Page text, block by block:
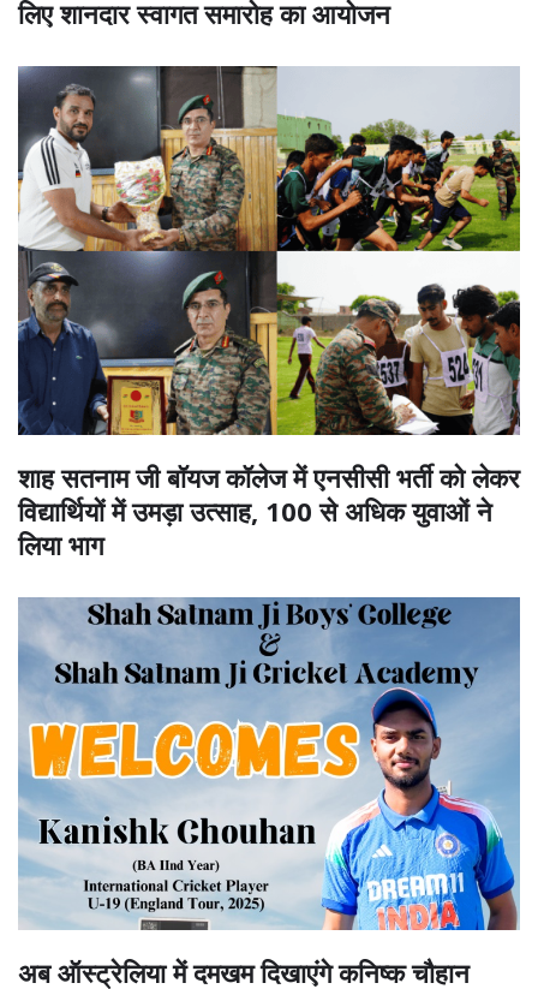
लिए शानदार स्वागत समारोह का आयोजन
शाह सतनाम जी बॉयज कॉलेज में एनसीसी भर्ती को लेकर
विद्यार्थियों में उमड़ा उत्साह, 100 से अधिक युवाओं ने
लिया भाग
अब ऑस्ट्रेलिया में दमखम दिखाएंगे कनिष्क चौहान